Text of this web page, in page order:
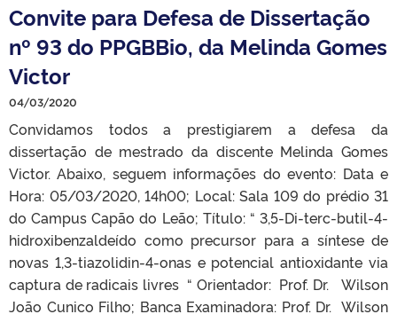
Convite para Defesa de Dissertação
nº 93 do PPGBBio, da Melinda Gomes
Victor
04/03/2020
Convidamos todos a prestigiarem a defesa da
dissertação de mestrado da discente Melinda Gomes
Victor. Abaixo, seguem informações do evento: Data e
Hora: 05/03/2020, 14h00; Local: Sala 109 do prédio 31
do Campus Capão do Leão; Título: “ 3,5-Di-terc-butil-4-
hidroxibenzaldeído como precursor para a síntese de
novas 1,3-tiazolidin-4-onas e potencial antioxidante via
captura de radicais livres “ Orientador: Prof. Dr. Wilson
João Cunico Filho; Banca Examinadora: Prof. Dr. Wilson